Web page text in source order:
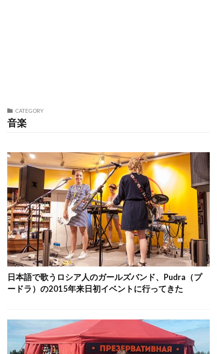
CATEGORY
音楽
日本語で歌うロシア人のガールズバンド、Pudra（プ
ードラ）の2015年来日初イベントに行ってきた